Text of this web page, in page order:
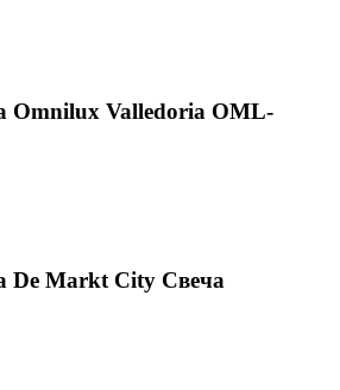
Omnilux Valledoria OML-
De Markt City Свеча